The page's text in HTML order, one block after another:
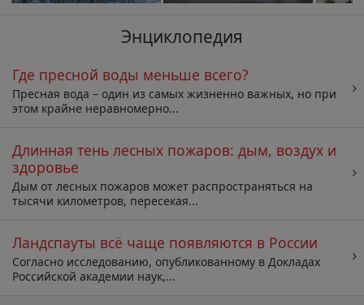
Энциклопедия
Где пресной воды меньше всего?
Пресная вода – один из самых жизненно важных, но при
этом крайне неравномерно...
Длинная тень лесных пожаров: дым, воздух и
здоровье
Дым от лесных пожаров может распространяться на
тысячи километров, пересекая...
Ландспауты всё чаще появляются в России
Согласно исследованию, опубликованному в Докладах
Российской академии наук,...